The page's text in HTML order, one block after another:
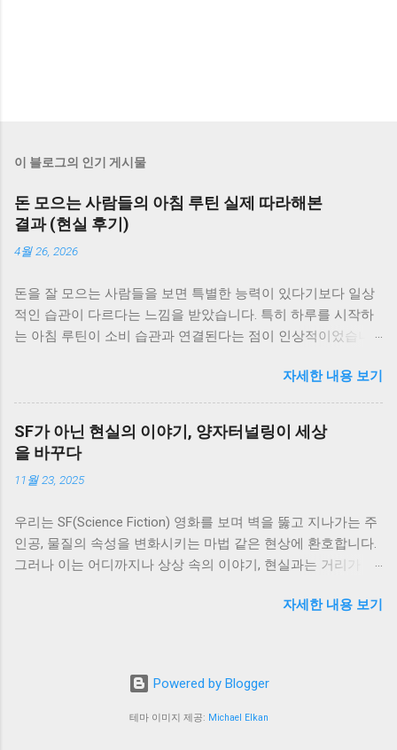
이 블로그의 인기 게시물
돈 모으는 사람들의 아침 루틴 실제 따라해본
결과 (현실 후기)
4월 26, 2026
돈을 잘 모으는 사람들을 보면 특별한 능력이 있다기보다 일상
적인 습관이 다르다는 느낌을 받았습니다. 특히 하루를 시작하
는 아침 루틴이 소비 습관과 연결된다는 점이 인상적이었습니
생활에 적용해봤고, 그 결과 어떤 변화가 있었는지 정리해보려
고 합니다. 아침 루틴을 바꾸게 된 이유 이전에는 아침에 급하게
준비하고 바로 하루를 시작하는 패턴이었습니다. 여유가 없다
보니 계획 없이 하루를 보내는 경우가 많았고, 그만큼 소비도 즉
흥적으로 이루어졌습니다. 이런 흐름을 바꾸기 위해 아침 시간
을 활용하기 시작했습니다. 1. 하루 지출 계획 세우기 아침에 간
액이 아니더라도 어떤 지출이 예정되어 있는지 미리 생각해보
는 것이 중요했습니다. 이 과정을 통해 불필요한 소비를 사전에
줄일 수 있었습니다. 2. 계좌 잔액 확인하기 하루를 시작하면서
이지만 소비에 대한 인식을 높이는 데 도움이 됐습니다. 이 습관
이고, 집에서 간단하게 음료를 준비하는 방식으로 바꿨습니다.
이 변화는 작은 것처럼 보였지만 꾸준히 이어지면서 지출을 줄
이는 데 도움이 됐습니다. 4. 소비 기준 한 번 더 생각하기 하루
자세한 내용 보기
SF가 아닌 현실의 이야기, 양자터널링이 세상
을 바꾸다
11월 23, 2025
우리는 SF(Science Fiction) 영화를 보며 벽을 뚫고 지나가는 주
인공, 물질의 속성을 변화시키는 마법 같은 현상에 환호합니다.
그러나 이는 어디까지나 상상 속의 이야기, 현실과는 거리가 멀
현상이 사실은 우리 현실을 지배하고 있으며, 첨단 기술을 움직
가 부족하여 통과할 수 없는 물리적인 장벽이 있음에도 불구하
고, 미세한 입자가 마치 유령처럼 장벽을 뚫고 반대편에 나타나
는 현상. 이는 공상 과학보다 더 공상 과학 같지만, 실제로 우리
자세한 내용 보기
Powered by Blogger
테마 이미지 제공: Michael Elkan